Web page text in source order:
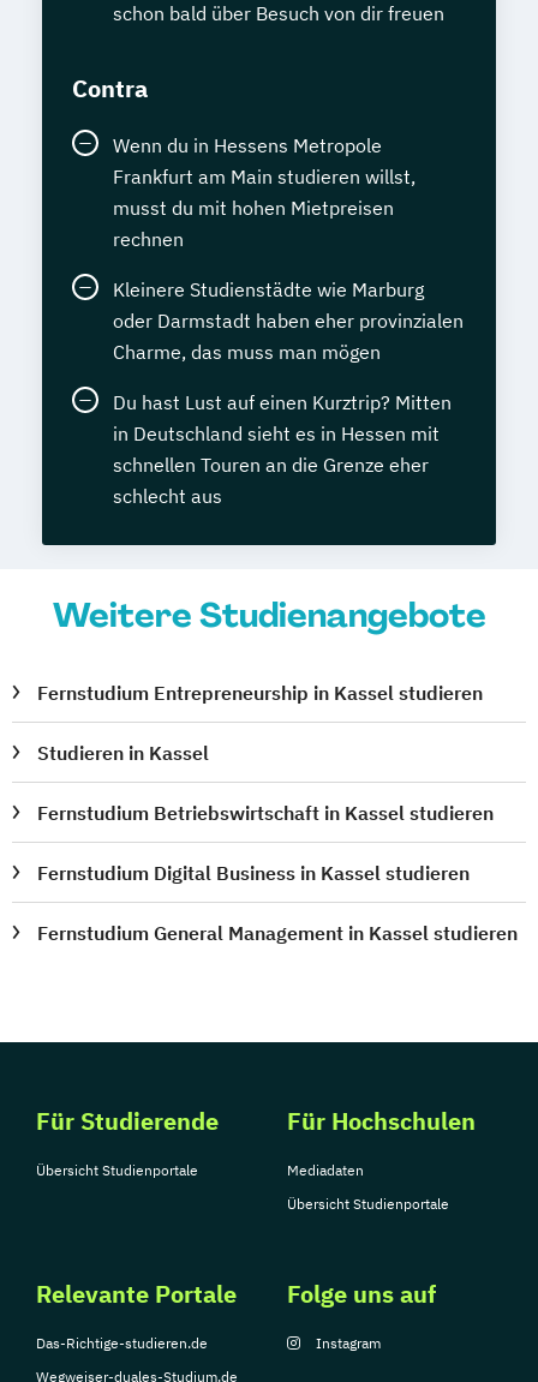
schon bald über Besuch von dir freuen
Contra
Wenn du in Hessens Metropole
Frankfurt am Main studieren willst,
musst du mit hohen Mietpreisen
rechnen
Kleinere Studienstädte wie Marburg
oder Darmstadt haben eher provinzialen
Charme, das muss man mögen
Du hast Lust auf einen Kurztrip? Mitten
in Deutschland sieht es in Hessen mit
schnellen Touren an die Grenze eher
schlecht aus
Weitere Studienangebote
Fernstudium Entrepreneurship in Kassel studieren
Studieren in Kassel
Fernstudium Betriebswirtschaft in Kassel studieren
Fernstudium Digital Business in Kassel studieren
Fernstudium General Management in Kassel studieren
Für Studierende
Übersicht Studienportale
Für Hochschulen
Mediadaten
Übersicht Studienportale
Relevante Portale
Das-Richtige-studieren.de
Wegweiser-duales-Studium.de
Folge uns auf
Instagram